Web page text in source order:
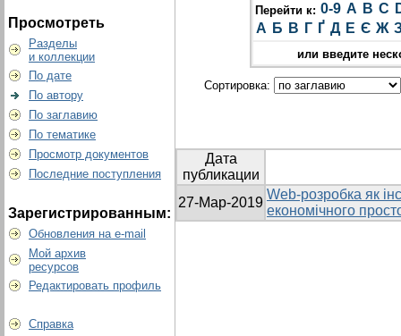
Просмотреть
Разделы
и коллекции
По дате
По автору
По заглавию
По тематике
Просмотр документов
Последние поступления
Зарегистрированным:
Обновления на e-mail
Мой архив
ресурсов
Редактировать профиль
Справка
Перейти к: 0-9 A B C
А Б В Г Ґ Д Е Є Ж
или введите
Сортировка:
Дата
публикации
27-Мар-2019
Web-розробка як
економічного